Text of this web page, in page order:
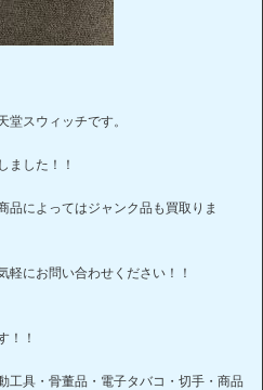
堂スウィッチです。
ました！！
品によってはジャンク品も買取りま
軽にお問い合わせください！！
！！
工具・骨董品・電子タバコ・切手・商品